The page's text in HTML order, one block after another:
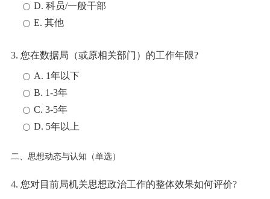
D. 科员/一般干部
E. 其他
3. 您在数据局（或原相关部门）的工作年限?
A. 1年以下
B. 1-3年
C. 3-5年
D. 5年以上
二、思想动态与认知（单选）
4. 您对目前局机关思想政治工作的整体效果如何评价?